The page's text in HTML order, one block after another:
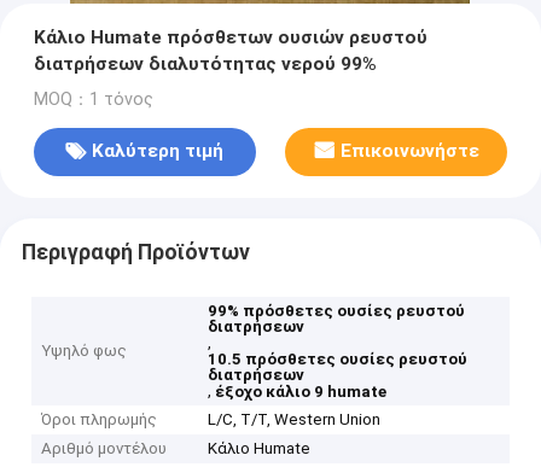
Κάλιο Humate πρόσθετων ουσιών ρευστού
διατρήσεων διαλυτότητας νερού 99%
MOQ：1 τόνος
Καλύτερη τιμή Επικοινωνήστε
Περιγραφή Προϊόντων
Υψηλό φως
99% πρόσθετες ουσίες ρευστού
διατρήσεων
,
10.5 πρόσθετες ουσίες ρευστού
διατρήσεων
, έξοχο κάλιο 9 humate
Όροι πληρωμής
L/C, T/T, Western Union
Αριθμό μοντέλου
Κάλιο Humate